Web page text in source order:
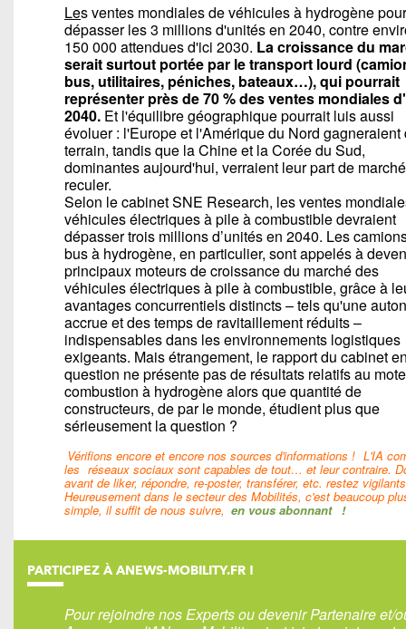
Les ventes mondiales de véhicules à hydrogène
dépasser les 3 millions d'unités en 2040, contre
150 000 attendues d'ici 2030. La croissance du
serait surtout portée par le transport lourd
bus, utilitaires, péniches, bateaux…), qui pourrait
représenter près de 70 % des ventes mondiales
2040. Et l'équilibre géographique pourrait luis aussi
évoluer : l'Europe et l'Amérique du Nord gagneraient
terrain, tandis que la Chine et la Corée du Sud,
dominantes aujourd'hui, verraient leur part de marché
reculer.
Selon le cabinet SNE Research, les ventes
véhicules électriques à pile à combustible devraient
dépasser trois millions d’unités en 2040. Les
bus à hydrogène, en particulier, sont appelés à
principaux moteurs de croissance du marché des
véhicules électriques à pile à combustible, grâce à
avantages concurrentiels distincts – tels qu'une
accrue et des temps de ravitaillement réduits –
indispensables dans les environnements logistiques
exigeants. Mais étrangement, le rapport du cabinet
question ne présente pas de résultats relatifs au
combustion à hydrogène alors que quantité de
constructeurs, de par le monde, étudient plus que
sérieusement la question ?
Vérifions encore et encore nos sources d'informations ! L'IA
les réseaux sociaux sont capables de tout… et leur contraire.
avant de liker, répondre, re-poster, transférer, etc. restez
Heureusement dans le secteur des Mobilités, c'est beaucoup
simple, il suffit de nous suivre, en vous abonnant !
PARTICIPEZ À ANEWS-MOBILITY.FR !
Pour rejoindre nos Experts ou devenir Partenaire et/